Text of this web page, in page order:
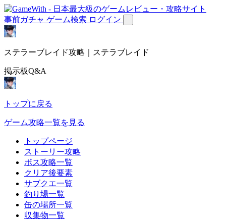
事前ガチャ ゲーム検索 ログイン
ステラーブレイド攻略｜ステラブレイド
掲示板Q&A
トップに戻る
ゲーム攻略一覧を見る
トップページ
ストーリー攻略
ボス攻略一覧
クリア後要素
サブクエ一覧
釣り場一覧
缶の場所一覧
収集物一覧